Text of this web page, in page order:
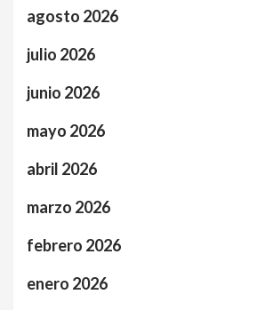
agosto 2026
julio 2026
junio 2026
mayo 2026
abril 2026
marzo 2026
febrero 2026
enero 2026